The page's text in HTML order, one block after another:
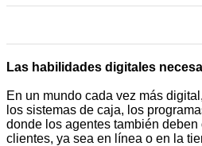
Las habilidades digitales
En un mundo cada vez más
los sistemas de caja, los
donde los agentes también
clientes, ya sea en línea o en la